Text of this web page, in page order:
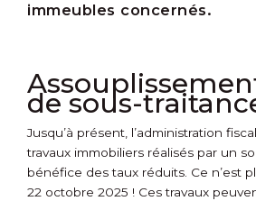
immeubles concernés.
de sous-
Jusqu’à présent, l’administration
travaux immobiliers réalisés par un
bénéfice des taux réduits. Ce n’est
22 octobre 2025 ! Ces travaux